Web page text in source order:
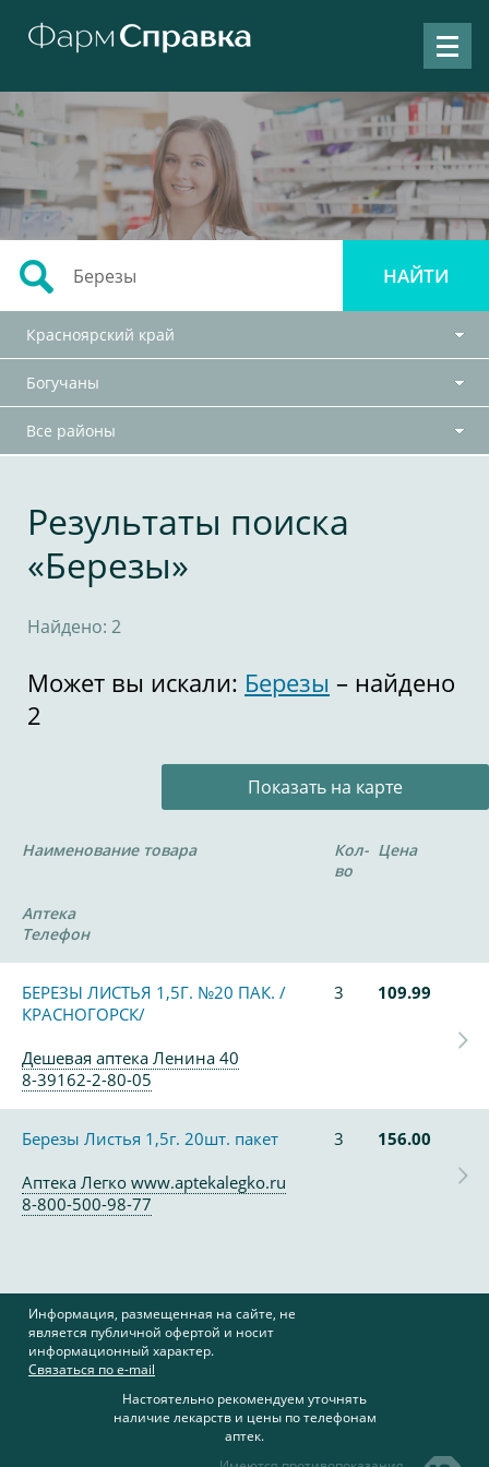
Красноярский край
Богучаны
Все районы
Результаты поиска
«Березы»
Найдено: 2
Может вы искали: Березы – найдено
2
Показать на карте
Наименование товара
Кол-
во
Цена
Аптека
Телефон
БЕРЕЗЫ ЛИСТЬЯ 1,5Г. №20 ПАК. /
КРАСНОГОРСК/
3 109.99
Дешевая аптека Ленина 40
8-39162-2-80-05
Березы Листья 1,5г. 20шт. пакет 3
156.00
Аптека Легко www.aptekalegko.ru
8-800-500-98-77
Информация, размещенная на сайте, не
является публичной офертой и носит
информационный характер.
Связаться по e-mail
Настоятельно рекомендуем уточнять
наличие лекарств и цены по телефонам
аптек.